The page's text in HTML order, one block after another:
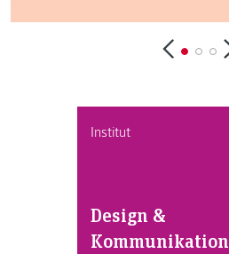
Institut
Design &
Kommunikation